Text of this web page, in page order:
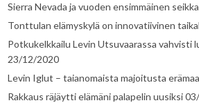
Sierra Nevada ja vuoden ensimmäinen
Tonttulan elämyskylä on innovatiivinen
Potkukelkkailu Levin Utsuvaarassa
23/12/2020
Levin Iglut – taianomaista majoitusta
Rakkaus räjäytti elämäni palapelin uusiksi